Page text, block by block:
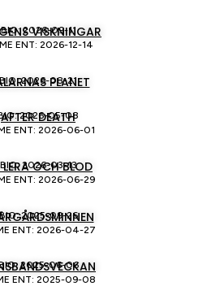
VISKNINGAR
BIO: 2026-09-11
ENT: 2026-12-14
PLANET
BIO: 2026-08-21
AFTER DEATH
2026-05-08
ENT: 2026-06-01
OCH BLOD
BIO: 2026-03-13
ENT: 2026-06-29
2025-09-26
ENT: 2026-04-27
2025-06-06
ENT: 2025-09-08